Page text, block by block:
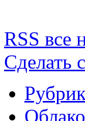
RSS все
Сделать